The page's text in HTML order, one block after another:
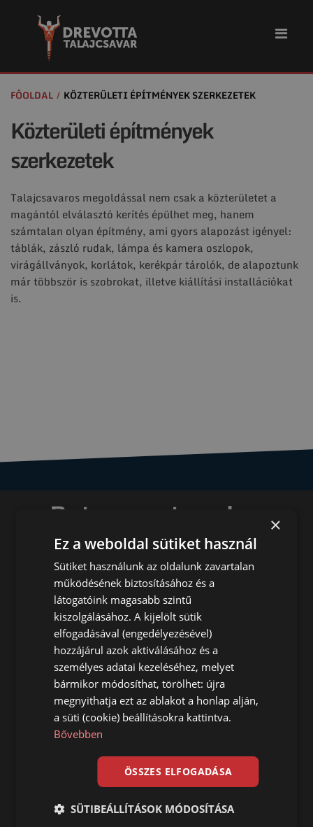
FŐOLDAL KÖZTERÜLETI ÉPÍTMÉNYEK SZERKEZETEK
Közterületi építmények
szerkezetek
Talajcsavaros megoldással nem csak a közterületet a
magántól elválasztó kerítés épülhet meg, hanem
számtalan olyan építmény, ami gyors alapozást igényel:
táblák, zászló rudak, lámpa és kamera oszlopok,
virágállványok, korlátok, kerékpár tárolók, de alapoztunk
már többször is szobrokat, illetve kiállítási installációkat
is.
Betonmentes alap
bármilyen talajon
gyorsan, egyszerűen,
költséghatékonyan, sokoldalúan
Tudja meg most hogyan
Talajcsavar
Telepítés
×
Ez a weboldal sütiket használ
Sütiket használunk az oldalunk zavartalan
működésének biztosításához és a
látogatóink magasabb szintű
kiszolgálásához. A kijelölt sütik
elfogadásával (engedélyezésével)
hozzájárul azok aktiválásához és a
személyes adatai kezeléséhez, melyet
bármikor módosíthat, törölhet: újra
megnyithatja ezt az ablakot a honlap alján,
a süti (cookie) beállításokra kattintva.
Bővebben
ÖSSZES ELFOGADÁSA
SÜTIBEÁLLÍTÁSOK MÓDOSÍTÁSA